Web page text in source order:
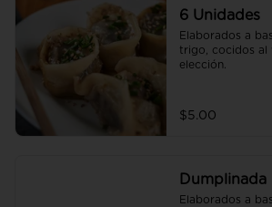
6 Unidades
Elaborados a
trigo, cocidos al
elección.
$5.00
Dumplinada
Elaborados a